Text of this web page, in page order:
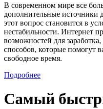
В современном мире все
дополнительные источники
этот вопрос становится в
нестабильности. Интернет
возможностей для
способов, которые помогут
свободное время.
Подробнее
Самый